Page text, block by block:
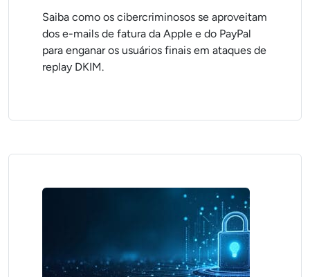
Saiba como os cibercriminosos se aproveitam
dos e-mails de fatura da Apple e do PayPal
para enganar os usuários finais em ataques de
replay DKIM.